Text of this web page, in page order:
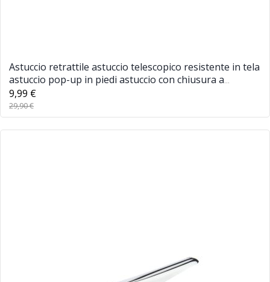
Astuccio retrattile astuccio telescopico resistente in tela
astuccio pop-up in piedi astuccio con chiusura a
cerniera per cancelleria cosmetica ufficio scuola
9,99 €
29,90 €